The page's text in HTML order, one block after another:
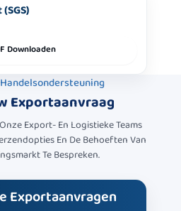
Downloaden
Exportaanvraag
Export- En Logistieke Teams
En De Behoeften Van
Te Bespreken.
Exportaanvragen